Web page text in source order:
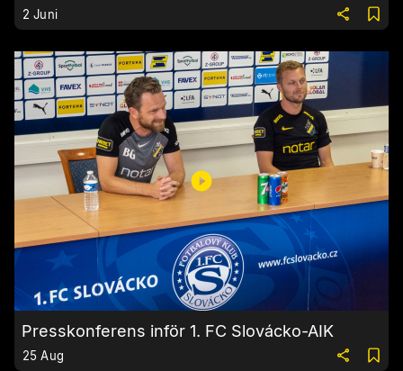
2 Juni
Presskonferens inför 1. FC Slovácko-AIK
25 Aug